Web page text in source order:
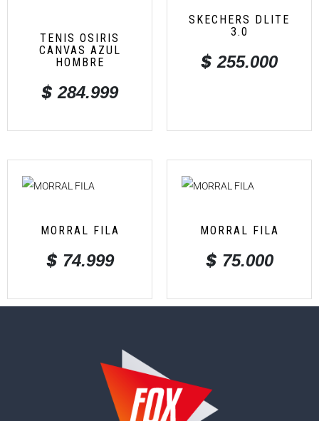
TENIS OSIRIS
CANVAS AZUL
HOMBRE
$ 284.999
SKECHERS DLITE
3.0
$ 255.000
MORRAL FILA
$ 74.999
MORRAL FILA
$ 75.000